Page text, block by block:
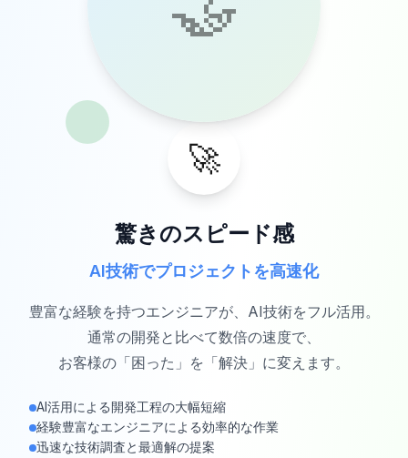
🚀
驚きのスピード感
AI技術でプロジェクトを高速化
豊富な経験を持つエンジニアが、AI技術をフル活用。
通常の開発と比べて数倍の速度で、
お客様の「困った」を「解決」に変えます。
AI活用による開発工程の大幅短縮
経験豊富なエンジニアによる効率的な作業
迅速な技術調査と最適解の提案